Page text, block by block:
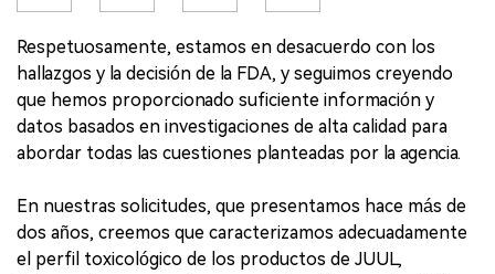
CHINA
DATOS
EXPOSICIÓN
ENTREVISTA
Respetuosamente, estamos en desacuerdo con los
hallazgos y la decisión de la FDA, y seguimos creyendo
que hemos proporcionado suficiente información y
datos basados en investigaciones de alta calidad para
abordar todas las cuestiones planteadas por la agencia.
En nuestras solicitudes, que presentamos hace más de
dos años, creemos que caracterizamos adecuadamente
el perfil toxicológico de los productos de JUUL,